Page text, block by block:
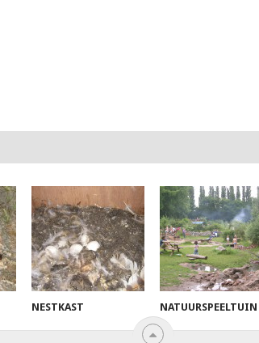
NESTKAST NATUURSPEELTUIN